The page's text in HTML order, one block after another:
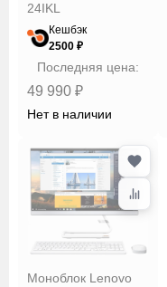
24IKL
Кешбэк
2500 ₽
Последняя цена:
49 990 ₽
Нет в наличии
Моноблок Lenovo